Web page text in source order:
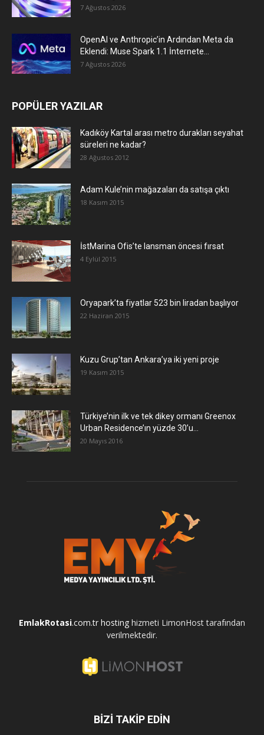
7 Ağustos 2026
OpenAI ve Anthropic’in Ardından Meta da
Eklendi: Muse Spark 1.1 İnternete...
7 Ağustos 2026
POPÜLER YAZILAR
Kadıköy Kartal arası metro durakları seyahat
süreleri ne kadar?
28 Ağustos 2012
Adam Kule’nin mağazaları da satışa çıktı
18 Kasım 2015
İstMarina Ofis’te lansman öncesi fırsat
4 Eylül 2015
Oryapark’ta fiyatlar 523 bin liradan başlıyor
22 Haziran 2015
​Kuzu Grup’tan Ankara’ya iki yeni proje
19 Kasım 2015
Türkiye’nin ilk ve tek dikey ormanı Greenox
Urban Residence’ın yüzde 30’u...
20 Mayıs 2016
EmlakRotasi.com.tr hosting hizmeti LimonHost tarafından
verilmektedir.
BİZİ TAKİP EDİN